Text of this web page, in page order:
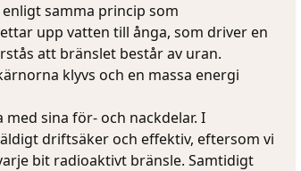
samma princip som
upp vatten till ånga, som driver en
att bränslet består av uran.
klyvs och en massa energi
sina för- och nackdelar. I
driftsäker och effektiv, eftersom vi
bit radioaktivt bränsle. Samtidigt